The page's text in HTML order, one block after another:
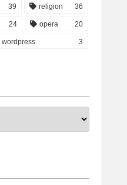
39 religion 36
24 opera 20
wordpress 3